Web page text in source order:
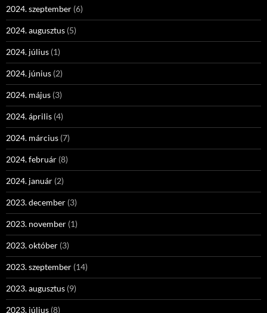
2024. szeptember (6)
2024. augusztus (5)
2024. július (1)
2024. június (2)
2024. május (3)
2024. április (4)
2024. március (7)
2024. február (8)
2024. január (2)
2023. december (3)
2023. november (1)
2023. október (3)
2023. szeptember (14)
2023. augusztus (9)
2023. július (8)